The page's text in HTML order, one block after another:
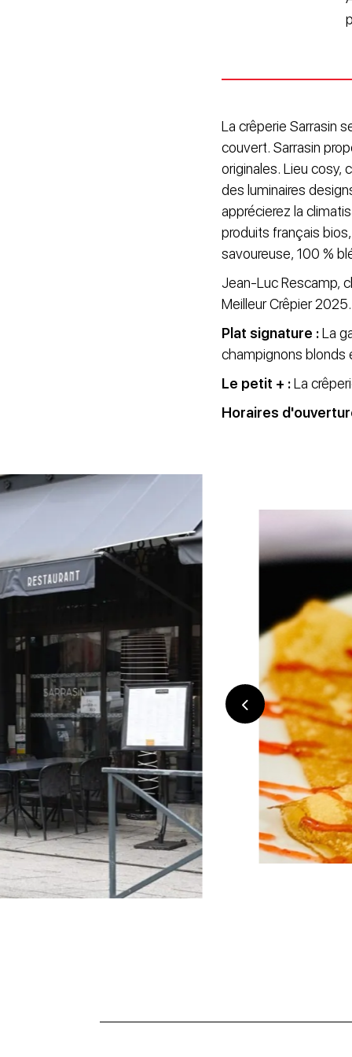
La crêperie Sarrasin
couvert. Sarrasin
originales. Lieu
des luminaires
apprécierez la
produits français
savoureuse, 100 %
Jean-Luc Rescamp,
Meilleur Crêpier 2025.
Plat signature :La
champignons blonds
Le petit + :La
Horaires